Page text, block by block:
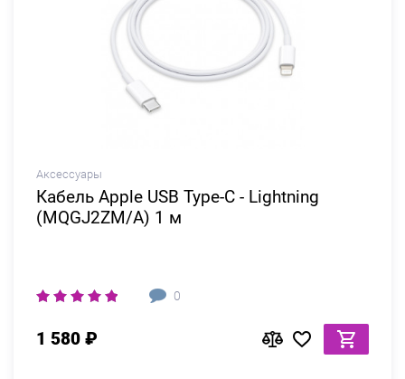
Аксессуары
Кабель Apple USB Type-C - Lightning
(MQGJ2ZM/A) 1 м
0
1 580 ₽